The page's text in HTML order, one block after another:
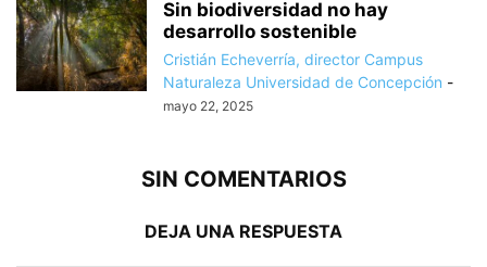
Sin biodiversidad no hay
desarrollo sostenible
Cristián Echeverría, director Campus
Naturaleza Universidad de Concepción -
mayo 22, 2025
SIN COMENTARIOS
DEJA UNA RESPUESTA